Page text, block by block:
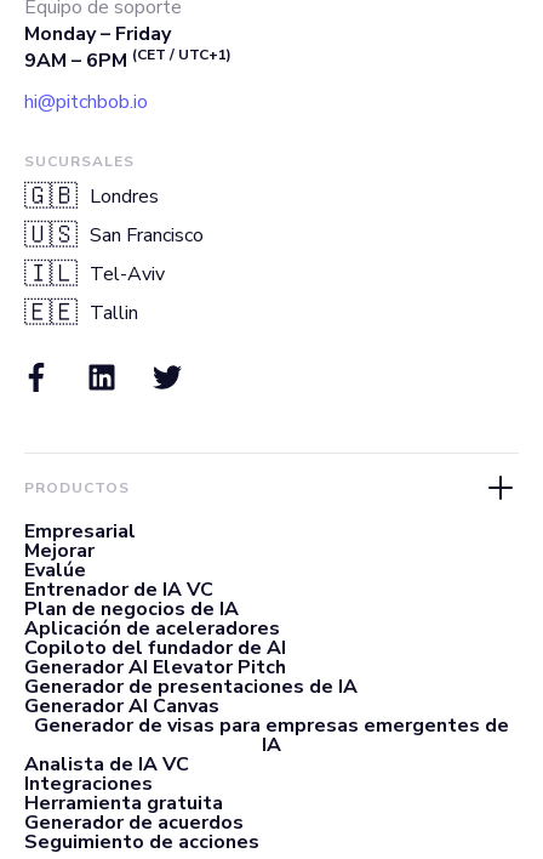
Equipo de soporte
Monday – Friday
9AM – 6PM (CET / UTC+1)
hi@pitchbob.io
SUCURSALES
🇬🇧 Londres
🇺🇸 San Francisco
🇮🇱 Tel-Aviv
🇪🇪 Tallin
PRODUCTOS
Empresarial
Mejorar
Evalúe
Entrenador de IA VC
Plan de negocios de IA
Aplicación de aceleradores
Copiloto del fundador de AI
Generador AI Elevator Pitch
Generador de presentaciones de IA
Generador AI Canvas
Generador de visas para empresas emergentes de
IA
Analista de IA VC
Integraciones
Herramienta gratuita
Generador de acuerdos
Seguimiento de acciones